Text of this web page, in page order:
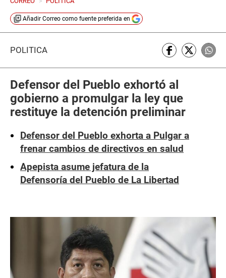
Añadir Correo como fuente preferida en
POLÍTICA
Defensor del Pueblo exhortó al
gobierno a promulgar la ley que
restituye la detención preliminar
Defensor del Pueblo exhorta a Pulgar a
frenar cambios de directivos en salud
Apepista asume jefatura de la
Defensoría del Pueblo de La Libertad